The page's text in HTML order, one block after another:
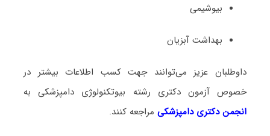
بیوشیمی
بهداشت آبزیان
داوطلبان عزیز می‌توانند جهت کسب اطلاعات بیشتر در
خصوص آزمون دکتری رشته بیوتکنولوژی دامپزشکی به
انجمن دکتری دامپزشکی مراجعه کنند.